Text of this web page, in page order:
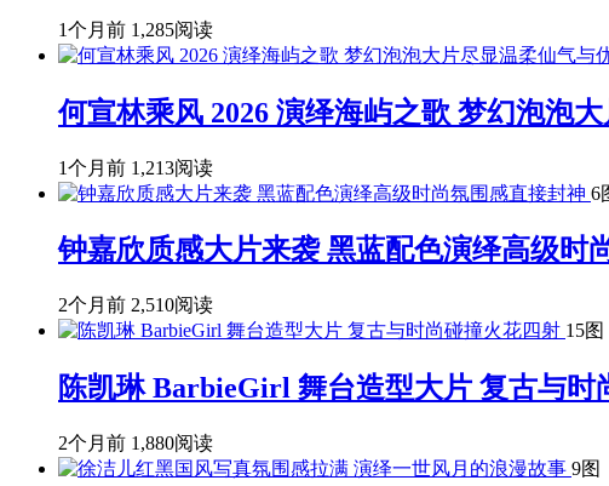
1个月前 1,285阅读
何宣林乘风 2026 演绎海屿之歌 梦幻泡泡
1个月前 1,213阅读
6
钟嘉欣质感大片来袭 黑蓝配色演绎高级时
2个月前 2,510阅读
15图
陈凯琳 BarbieGirl 舞台造型大片 复古与时
2个月前 1,880阅读
9图